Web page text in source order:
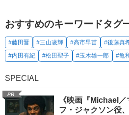
おすすめのキーワードタグ
#藤田晋 #三山凌輝 #高市早苗 #後藤真
#内田有紀
#松田聖子 #玉木雄一郎 #亀
SPECIAL
PR
《映画『Michael
フ・ジャクソン役